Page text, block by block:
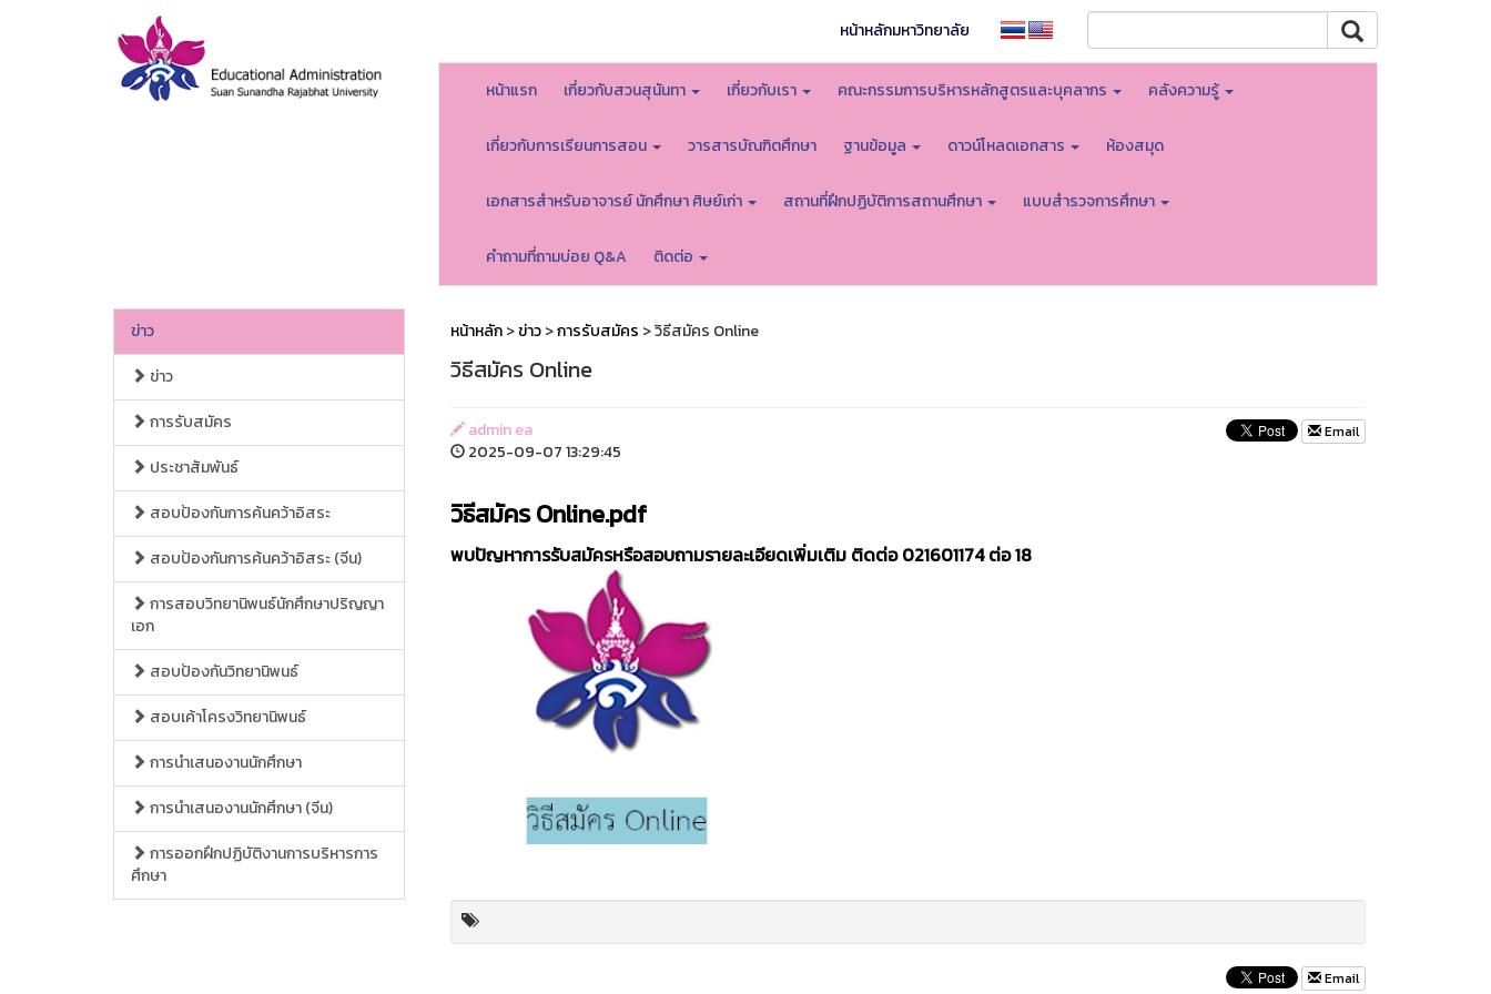
หน้าหลักมหาวิทยาลัย
หน้าแรก เกี่ยวกับสวนสุนันทา เกี่ยวกับเรา คณะกรรมการบริหารหลักสูตรและบุคลากร คลังความรู้
เกี่ยวกับการเรียนการสอน วารสารบัณฑิตศึกษา ฐานข้อมูล ดาวน์โหลดเอกสาร ห้องสมุด
เอกสารสำหรับอาจารย์ นักศึกษา ศิษย์เก่า สถานที่ฝึกปฏิบัติการสถานศึกษา แบบสำรวจการศึกษา
คำถามที่ถามบ่อย Q&A ติดต่อ
ข่าว
ข่าว
การรับสมัคร
ประชาสัมพันธ์
สอบป้องกันการค้นคว้าอิสระ
สอบป้องกันการค้นคว้าอิสระ (จีน)
การสอบวิทยานิพนธ์นักศึกษาปริญญา
เอก
สอบป้องกันวิทยานิพนธ์
สอบเค้าโครงวิทยานิพนธ์
การนำเสนองานนักศึกษา
การนำเสนองานนักศึกษา (จีน)
การออกฝึกปฏิบัติงานการบริหารการ
ศึกษา
หน้าหลัก>ข่าว>การรับสมัคร > วิธีสมัคร Online
วิธีสมัคร Online
admin ea
2025-09-07 13:29:45
Email
วิธีสมัคร Online.pdf
พบปัญหาการรับสมัครหรือสอบถามรายละเอียดเพิ่มเติมติดต่อ 021601174 ต่อ 18
Email